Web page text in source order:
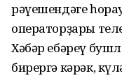
рәүешендәге
операторҙары
Хәбәр ебәреү
бирергә кәрәк,